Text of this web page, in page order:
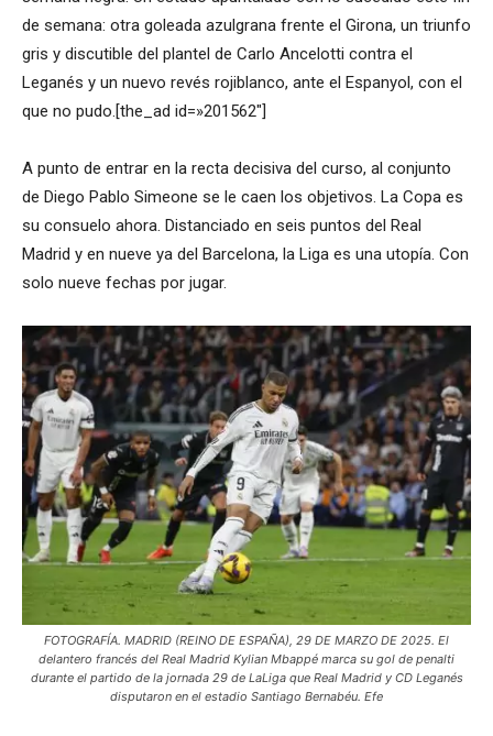
de semana: otra goleada azulgrana frente el Girona, un triunfo
gris y discutible del plantel de Carlo Ancelotti contra el
Leganés y un nuevo revés rojiblanco, ante el Espanyol, con el
que no pudo.[the_ad id=»201562″]
A punto de entrar en la recta decisiva del curso, al conjunto
de Diego Pablo Simeone se le caen los objetivos. La Copa es
su consuelo ahora. Distanciado en seis puntos del Real
Madrid y en nueve ya del Barcelona, la Liga es una utopía. Con
solo nueve fechas por jugar.
FOTOGRAFÍA. MADRID (REINO DE ESPAÑA), 29 DE MARZO DE 2025. El
delantero francés del Real Madrid Kylian Mbappé marca su gol de penalti
durante el partido de la jornada 29 de LaLiga que Real Madrid y CD Leganés
disputaron en el estadio Santiago Bernabéu. Efe